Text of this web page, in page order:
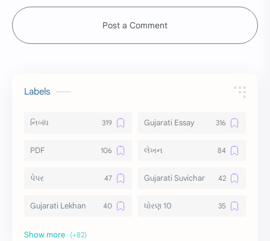
Post a Comment
Labels
નિબંધ Gujarati Essay
PDF લેખન
પેપર Gujarati Suvichar
Gujarati Lekhan ધોરણ 10
અર્થ વિસ્તાર